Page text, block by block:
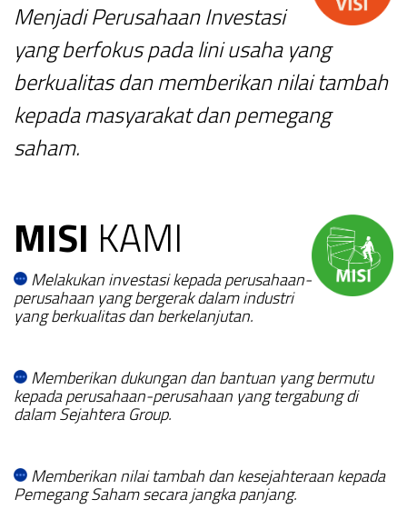
Menjadi Perusahaan Investasi
yang berfokus pada lini usaha yang
berkualitas dan memberikan nilai tambah
kepada masyarakat dan pemegang
saham.
MISI KAMI
Melakukan investasi kepada perusahaan-
perusahaan yang bergerak dalam industri
yang berkualitas dan berkelanjutan.
Memberikan dukungan dan bantuan yang bermutu
kepada perusahaan-perusahaan yang tergabung di
dalam Sejahtera Group.
Memberikan nilai tambah dan kesejahteraan kepada
Pemegang Saham secara jangka panjang.